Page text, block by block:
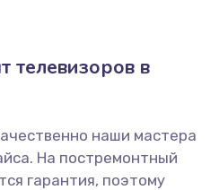
руб.
разъема
руб.
телевизоров в
наши мастера
На постремонтный
гарантия, поэтому